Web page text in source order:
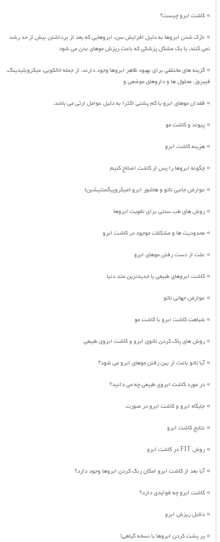
» کاشت ابرو چیست؟
» نازک شدن ابروها به دلیل افزایش سن، ابروهایی که بعد از برداشتن بیش از حد رشد
نمی کنند، یا یک مشکل پزشکی که باعث ریزش موهای بدن می شود
» گزینه های مختلفی برای بهبود ظاهر ابروها وجود دارند، از جمله خالکوبی، میکروبلیدینگ،
فیبروز، محلول ها و داروهای موضعی و
» فقدان موهای ابرو یا کم پشتی اکثرا به دلیل عوامل ارثی می باشد.
» پیوند و کاشت مو
» هزینه کاشت ابرو
» چگونه ابروها را پس از کاشت اصلاح کنیم
» عوارض جانبی تاتو و هاشور ابرو (میکروپیگمنتیشین)
» روش های طب سنتی برای تقویت ابروها
» محدودیت ها و مشکلات موجود در کاشت ابرو
» علت از دست رفتن موهای ابرو
» کاشت ابروهای طبیعی با جدیدترین متد دنیا
» عوارض جهانی تاتو
» شباهت کاشت ابرو با کاشت مو
» روش های پاک کردن تاتوی ابرو و کاشت ابروی طبیعی
»آیا تاتو باعث از بین رفتن موهای ابرو می شود؟
» در مورد کاشت ابروی طبیعی چه می دانید؟
» جایگاه ابرو و کاشت ابرو در صورت
» نتایج کاشت ابرو
» روش FIT در کاشت ابرو
»آیا بعد از کاشت ابرو امکان رنگ کردن ابروها وجود دارد؟
» کاشت ابرو چه فوایدی دارد؟
» دلایل ریزش ابرو
» پر پشت کردن ابروها با نسخه گیاهی!